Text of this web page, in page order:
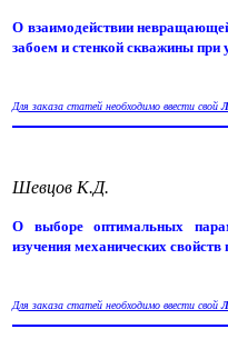
О взаимодействии
забоем и стенкой скважины при
Для заказа статей необходимо ввести свой
Шевцов К.Д.
О выборе оптимальных
изучения механических
Для заказа статей необходимо ввести свой